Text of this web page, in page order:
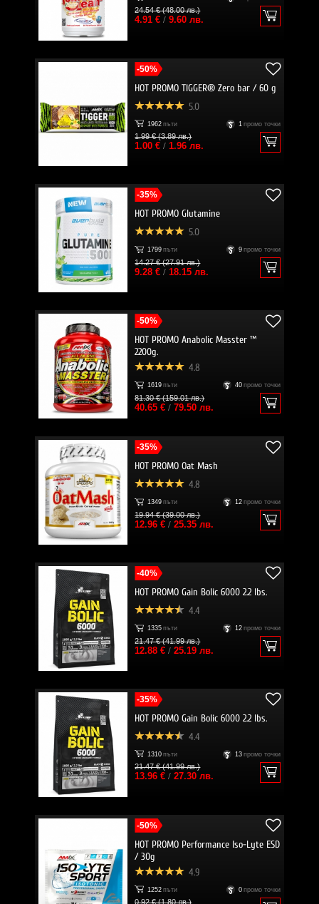
24.54 € (48.00 лв.)
4.91 €/ 9.60 лв.
-50%
HOT PROMO TIGGER® Zero bar / 60 g
5.0
1962 пъти 1 промо точки
1.99 € (3.89 лв.)
1.00 €/ 1.96 лв.
-35%
HOT PROMO Glutamine
5.0
1799 пъти 9 промо точки
14.27 € (27.91 лв.)
9.28 €/ 18.15 лв.
-50%
HOT PROMO Anabolic Masster ™
2200g.
4.8
1619 пъти 40 промо точки
81.30 € (159.01 лв.)
40.65 €/ 79.50 лв.
-35%
HOT PROMO Oat Mash
4.8
1349 пъти 12 промо точки
19.94 € (39.00 лв.)
12.96 €/ 25.35 лв.
-40%
HOT PROMO Gain Bolic 6000 2.2 lbs.
4.4
1335 пъти 12 промо точки
21.47 € (41.99 лв.)
12.88 €/ 25.19 лв.
-35%
HOT PROMO Gain Bolic 6000 2.2 lbs.
4.4
1310 пъти 13 промо точки
21.47 € (41.99 лв.)
13.96 €/ 27.30 лв.
-50%
HOT PROMO Performance Iso-Lyte ESD
/ 30g
4.9
1252 пъти 0 промо точки
0.92 € (1.80 лв.)